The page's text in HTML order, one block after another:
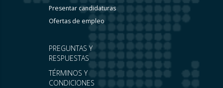
PREGUNTAS Y
RESPUESTAS
TÉRMINOS Y
CONDICIONES
Presentar candidaturas
Ofertas de empleo